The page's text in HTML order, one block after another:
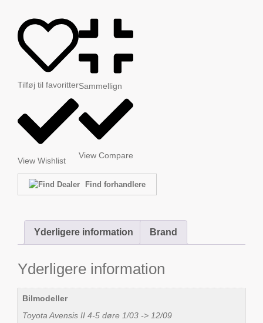
Tilføj til favoritter
View Wishlist
Sammellign
View Compare
Find forhandlere
Yderligere information Brand
Yderligere information
Bilmodeller
Toyota Avensis II 4-5 døre 1/03 -> 12/09